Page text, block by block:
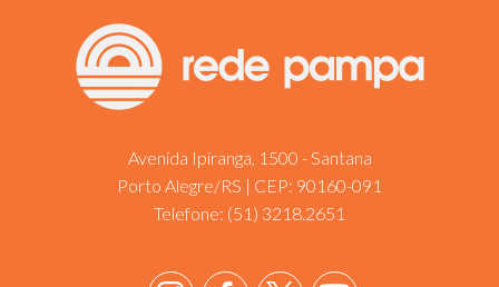
Avenida Ipiranga, 1500 - Santana
Porto Alegre/RS | CEP: 90160-091
Telefone: (51) 3218.2651